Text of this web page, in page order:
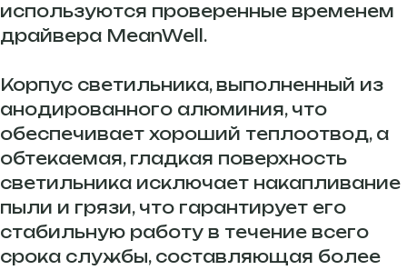
используются проверенные временем
драйвера MeanWell.
Корпус светильника, выполненный из
анодированного алюминия, что
обеспечивает хороший теплоотвод, а
обтекаемая, гладкая поверхность
светильника исключает накапливание
пыли и грязи, что гарантирует его
стабильную работу в течение всего
срока службы, составляющая более